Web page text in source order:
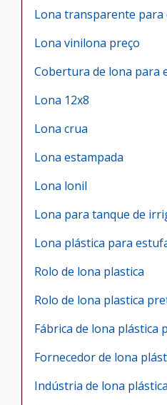
Lona transparente
Lona vinilona preço
Cobertura de lona para
Lona 12x8
Lona crua
Lona estampada
Lona lonil
Lona para tanque de
Lona plástica para
Rolo de lona plastica
Rolo de lona plastica
Fábrica de lona plástica
Fornecedor de lona
Indústria de lona plástica